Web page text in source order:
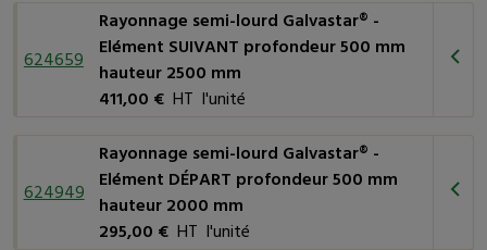
624659
Rayonnage semi-lourd Galvastar® -
Elément SUIVANT profondeur 500 mm
hauteur 2500 mm
411,00 €HT l'unité
624949
Rayonnage semi-lourd Galvastar® -
Elément DÉPART profondeur 500 mm
hauteur 2000 mm
295,00 € HT l'unité